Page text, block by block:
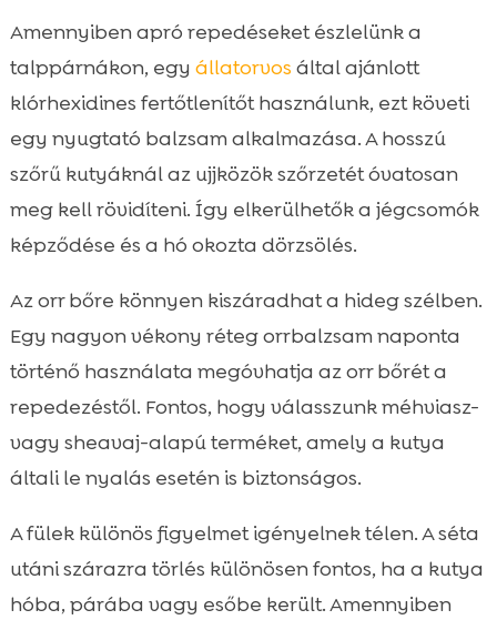
Amennyiben apró repedéseket észlelünk a
talppárnákon, egy állatorvos által ajánlott
klórhexidines fertőtlenítőt használunk, ezt követi
egy nyugtató balzsam alkalmazása. A hosszú
szőrű kutyáknál az ujjközök szőrzetét óvatosan
meg kell rövidíteni. Így elkerülhetők a jégcsomók
képződése és a hó okozta dörzsölés.
Az orr bőre könnyen kiszáradhat a hideg szélben.
Egy nagyon vékony réteg orrbalzsam naponta
történő használata megóvhatja az orr bőrét a
repedezéstől. Fontos, hogy válasszunk méhviasz-
vagy sheavaj-alapú terméket, amely a kutya
általi le nyalás esetén is biztonságos.
A fülek különös figyelmet igényelnek télen. A séta
utáni szárazra törlés különösen fontos, ha a kutya
hóba, párába vagy esőbe került. Amennyiben